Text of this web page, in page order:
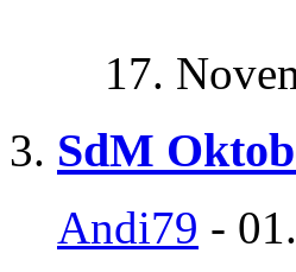
17.
SdM
Andi79 -